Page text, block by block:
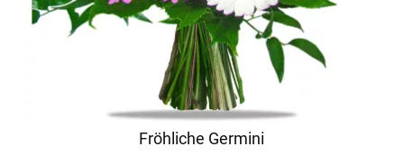
Fröhliche Germini